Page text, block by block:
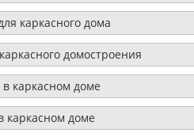
каркасного дома
домостроения
каркасном доме
каркасном доме